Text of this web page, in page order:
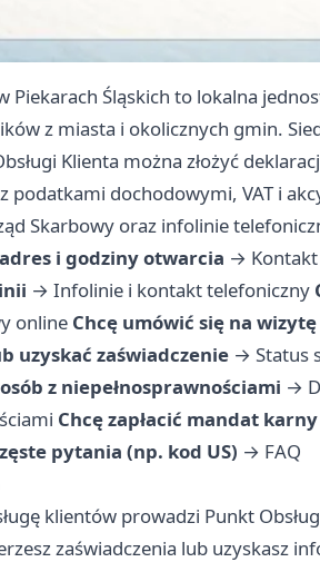
Piekarach Śląskich to lokalna
z miasta i okolicznych gmin.
Klienta można złożyć
podatkami dochodowymi, VAT i
Skarbowy oraz infolinie
i godziny otwarcia →
→ Infolinie i kontakt telefoniczny
online Chcę umówić się na wizytę
uzyskać zaświadczenie → Status
z niepełnosprawnościami →
Chcę zapłacić mandat karny
pytania (np. kod US) → FAQ
klientów prowadzi Punkt
zaświadczenia lub uzyskasz